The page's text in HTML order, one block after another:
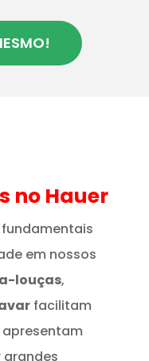
no Hauer
em nossos
louças,
facilitam